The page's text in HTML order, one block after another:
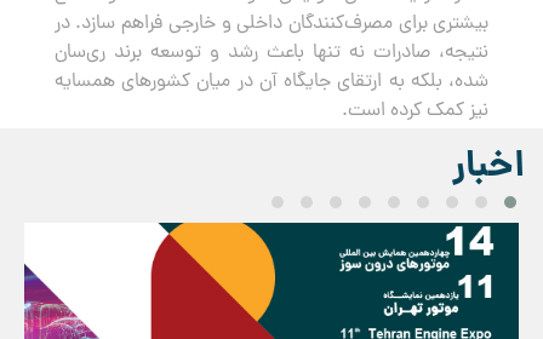
بیشتری برای مصرف‌کنندگان داخلی و خارجی فراهم سازد. در
نتیجه، صادرات نه تنها باعث رشد و توسعه برند ری‌سان
شده، بلکه به ارتقای جایگاه آن در میان کشورهای همسایه
نیز کمک کرده است.
اخبار